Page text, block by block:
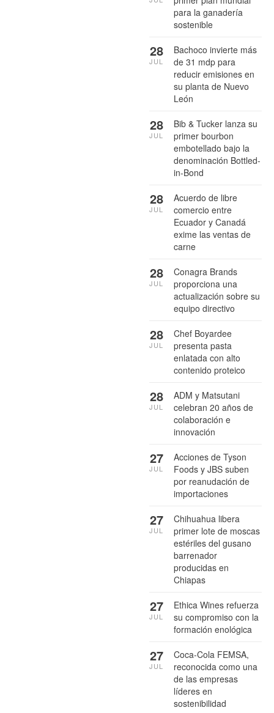
para la ganadería
sostenible
Bachoco invierte más
de 31 mdp para
reducir emisiones en
su planta de Nuevo
León
28
JUL
Bib & Tucker lanza su
primer bourbon
embotellado bajo la
denominación Bottled-
in-Bond
28
JUL
Acuerdo de libre
comercio entre
Ecuador y Canadá
exime las ventas de
carne
28
JUL
Conagra Brands
proporciona una
actualización sobre su
equipo directivo
28
JUL
Chef Boyardee
presenta pasta
enlatada con alto
contenido proteico
28
JUL
ADM y Matsutani
celebran 20 años de
colaboración e
innovación
28
JUL
Acciones de Tyson
Foods y JBS suben
por reanudación de
importaciones
27
JUL
Chihuahua libera
primer lote de moscas
estériles del gusano
barrenador
producidas en
Chiapas
27
JUL
Ethica Wines refuerza
su compromiso con la
formación enológica
27
JUL
Coca-Cola FEMSA,
reconocida como una
de las empresas
líderes en
sostenibilidad
27
JUL